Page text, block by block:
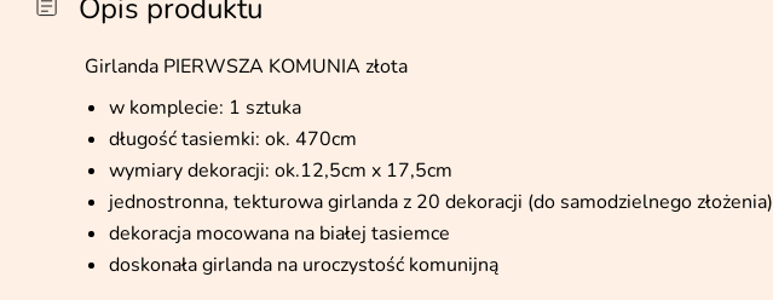
Opis produktu
Girlanda PIERWSZA KOMUNIA złota
w komplecie: 1 sztuka
długość tasiemki: ok. 470cm
wymiary dekoracji: ok.12,5cm x 17,5cm
jednostronna, tekturowa girlanda z 20 dekoracji (do samodzielnego złożenia)
dekoracja mocowana na białej tasiemce
doskonała girlanda na uroczystość komunijną